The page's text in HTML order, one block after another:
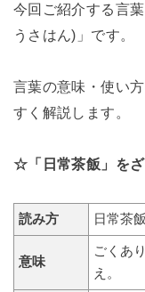
今回ご紹介する言
うさはん)」です。
言葉の意味・使い
すく解説します。
☆「日常茶飯」を
読み方 日常茶
意味
ごくあ
え。